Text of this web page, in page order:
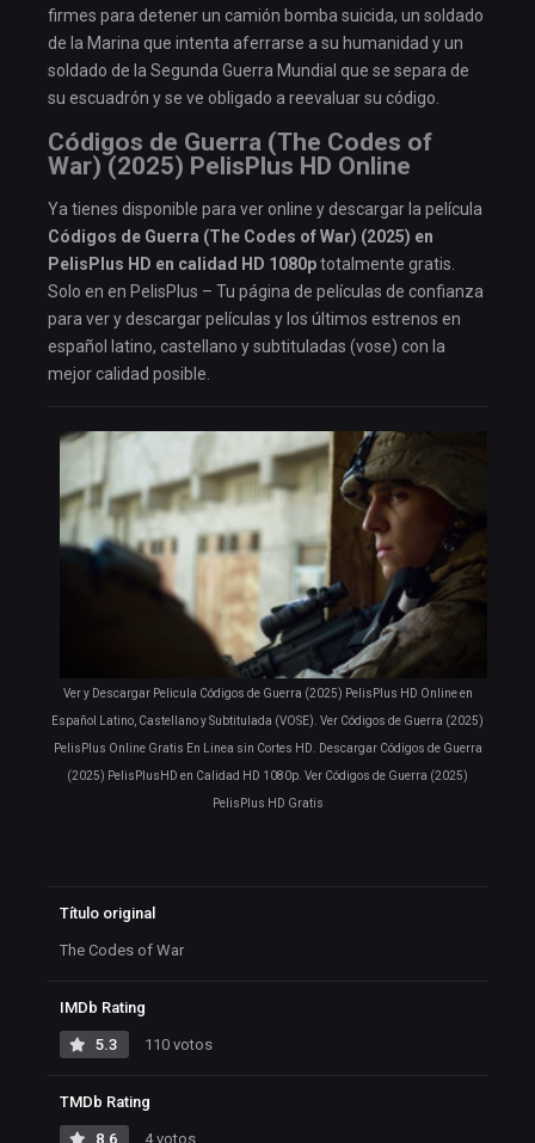
firmes para detener un camión bomba suicida, un soldado
de la Marina que intenta aferrarse a su humanidad y un
soldado de la Segunda Guerra Mundial que se separa de
su escuadrón y se ve obligado a reevaluar su código.
Códigos de Guerra (The Codes of
War) (2025) PelisPlus HD Online
Ya tienes disponible para ver online y descargar la película
Códigos de Guerra (The Codes of War) (2025) en
PelisPlus HD en calidad HD 1080ptotalmente gratis.
Solo en en PelisPlus – Tu página de películas de confianza
para ver y descargar películas y los últimos estrenos en
español latino, castellano y subtituladas (vose) con la
mejor calidad posible.
Ver y Descargar Pelicula Códigos de Guerra (2025) PelisPlus HD Online en
Español Latino, Castellano y Subtitulada (VOSE). Ver Códigos de Guerra (2025)
PelisPlus Online Gratis En Linea sin Cortes HD. Descargar Códigos de Guerra
(2025) PelisPlusHD en Calidad HD 1080p. Ver Códigos de Guerra (2025)
PelisPlus HD Gratis
Título original
The Codes of War
IMDb Rating
5.3 110 votos
TMDb Rating
8.6 4 votos